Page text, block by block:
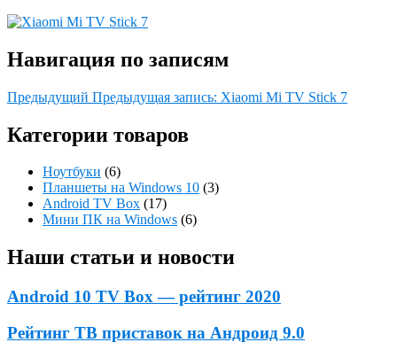
Навигация по записям
Предыдущий Предыдущая запись: Xiaomi Mi TV Stick 7
Категории товаров
Ноутбуки (6)
Планшеты на Windows 10 (3)
Android TV Box (17)
Мини ПК на Windows (6)
Наши статьи и новости
Android 10 TV Box — рейтинг 2020
Рейтинг ТВ приставок на Андроид 9.0